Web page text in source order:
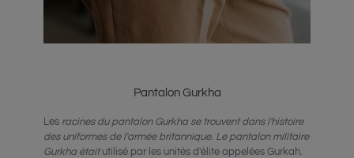
Pantalon Gurkha
Les racines du pantalon Gurkha se trouvent dans l'histoire
des uniformes de l'armée britannique. Le pantalon militaire
Gurkha étaitutilisé par les unités d'élite appelées Gurkah.